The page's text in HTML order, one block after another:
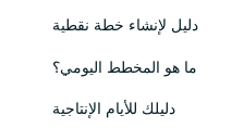
دليل لإنشاء خطة نقطية
ما هو المخطط اليومي؟
دليلك للأيام الإنتاجية